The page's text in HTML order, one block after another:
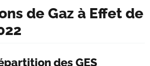
de Gaz à Effet de
des GES